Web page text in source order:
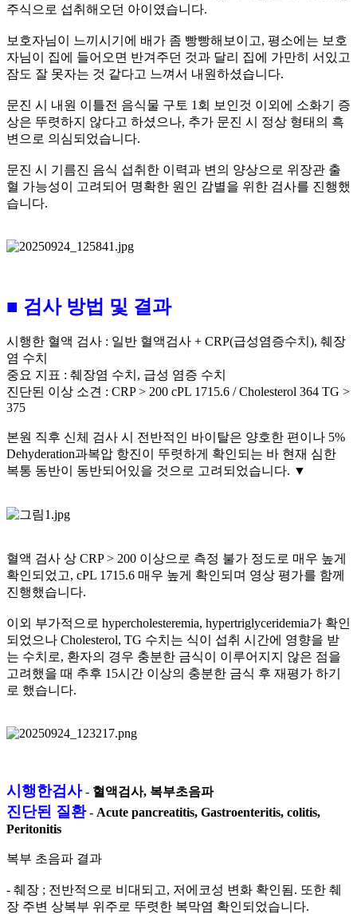
주식으로 섭취해오던 아이였습니다.
보호자님이 느끼시기에 배가 좀 빵빵해보이고, 평소에는 보호
자님이 집에 들어오면 반겨주던 것과 달리 집에 가만히 서있고
잠도 잘 못자는 것 같다고 느껴서 내원하셨습니다.
문진 시 내원 이틀전 음식물 구토 1회 보인것 이외에 소화기 증
상은 뚜렷하지 않다고 하셨으나, 추가 문진 시 정상 형태의 흑
변으로 의심되었습니다.
문진 시 기름진 음식 섭취한 이력과 변의 양상으로 위장관 출
혈 가능성이 고려되어 명확한 원인 감별을 위한 검사를 진행했
습니다.
■ 검사 방법 및 결과
시행한 혈액 검사 : 일반 혈액검사 + CRP(급성염증수치), 췌장
염 수치
중요 지표 : 췌장염 수치, 급성 염증 수치
진단된 이상 소견 : CRP > 200 cPL 1715.6 / Cholesterol 364 TG >
375
본원 직후 신체 검사 시 전반적인 바이탈은 양호한 편이나 5%
Dehyderation과복압 항진이 뚜렷하게 확인되는 바 현재 심한
복통 동반이 동반되어있을 것으로 고려되었습니다. ▼
혈액 검사 상 CRP > 200 이상으로 측정 불가 정도로 매우 높게
확인되었고, cPL 1715.6 매우 높게 확인되며 영상 평가를 함께
진행했습니다.
이외 부가적으로 hypercholesteremia, hypertriglyceridemia가 확인
되었으나 Cholesterol, TG 수치는 식이 섭취 시간에 영향을 받
는 수치로, 환자의 경우 충분한 금식이 이루어지지 않은 점을
고려했을 때 추후 15시간 이상의 충분한 금식 후 재평가 하기
로 했습니다.
시행한검사- 혈액검사, 복부초음파
진단된 질환 - Acute pancreatitis, Gastroenteritis, colitis,
Peritonitis
복부 초음파 결과
- 췌장 ; 전반적으로 비대되고, 저에코성 변화 확인됨. 또한 췌
장 주변 상복부 위주로 뚜렷한 복막염 확인되었습니다.